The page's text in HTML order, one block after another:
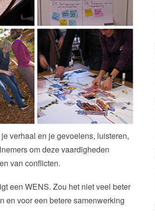
verhaal en je gevoelens, luisteren,
om deze vaardigheden
van conflicten.
een WENS. Zou het niet veel beter
en voor een betere samenwerking